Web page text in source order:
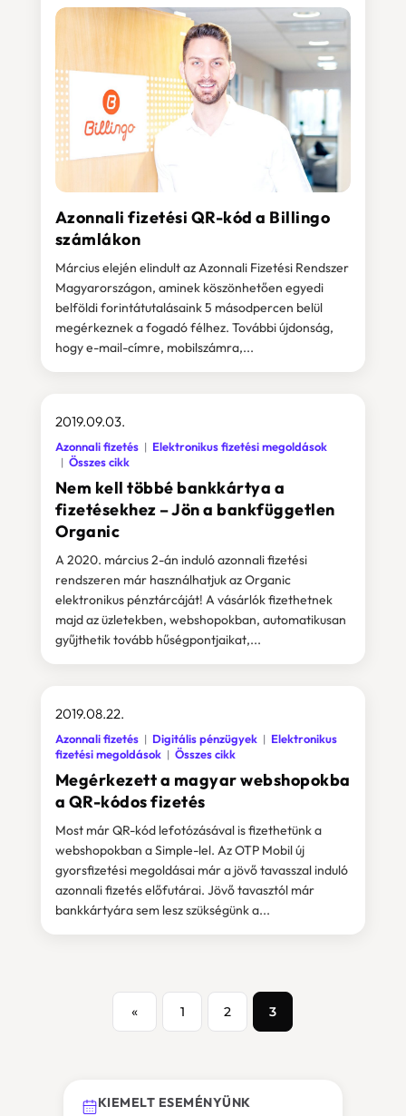
Azonnali fizetési QR-kód a Billingo
számlákon
Március elején elindult az Azonnali Fizetési Rendszer
Magyarországon, aminek köszönhetően egyedi
belföldi forintátutalásaink 5 másodpercen belül
megérkeznek a fogadó félhez. További újdonság,
hogy e-mail-címre, mobilszámra,...
Nem kell többé bankkártya a
fizetésekhez – Jön a bankfüggetlen
Organic
2019.09.03.
Azonnali fizetés
Elektronikus fizetési megoldások
Összes cikk
A 2020. március 2-án induló azonnali fizetési
rendszeren már használhatjuk az Organic
elektronikus pénztárcáját! A vásárlók fizethetnek
majd az üzletekben, webshopokban, automatikusan
gyűjthetik tovább hűségpontjaikat,...
Megérkezett a magyar webshopokba
a QR-kódos fizetés
2019.08.22.
Azonnali fizetés Digitális pénzügyek
Elektronikus
fizetési megoldások
Összes cikk
Most már QR-kód lefotózásával is fizethetünk a
webshopokban a Simple-lel. Az OTP Mobil új
gyorsfizetési megoldásai már a jövő tavasszal induló
azonnali fizetés előfutárai. Jövő tavasztól már
bankkártyára sem lesz szükségünk a...
« 1 2 3
KIEMELT ESEMÉNYÜNK